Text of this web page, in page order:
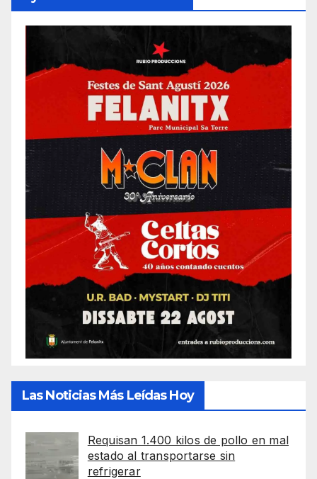
Las Noticias Más Leídas Hoy
Requisan 1.400 kilos de pollo en mal
estado al transportarse sin
refrigerar